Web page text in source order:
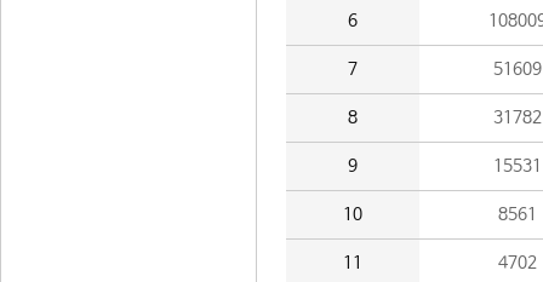
6
7 51609
8 31782
9 15531
10 8561
11 4702